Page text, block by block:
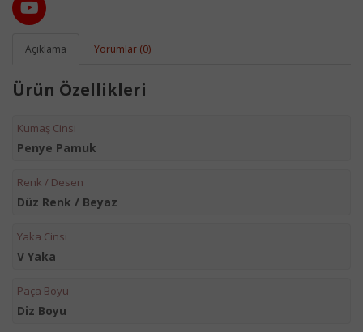
Açıklama Yorumlar (0)
Ürün Özellikleri
Kumaş Cinsi
Penye Pamuk
Renk / Desen
Düz Renk / Beyaz
Yaka Cinsi
V Yaka
Paça Boyu
Diz Boyu